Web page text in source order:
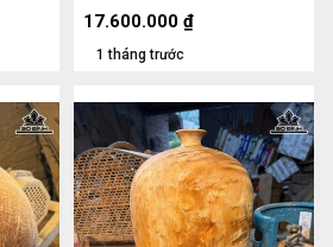
1 tháng trước
17.600.000 ₫